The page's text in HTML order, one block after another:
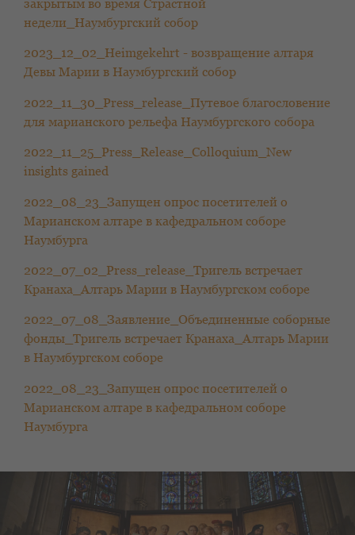
закрытым во время Страстной
недели_Наумбургский собор
2023_12_02_Heimgekehrt - возвращение алтаря
Девы Марии в Наумбургский собор
2022_11_30_Press_release_Путевое благословение
для марианского рельефа Наумбургского собора
2022_11_25_Press_Release_Colloquium_New
insights gained
2022_08_23_Запущен опрос посетителей о
Марианском алтаре в кафедральном соборе
Наумбурга
2022_07_02_Press_release_Тригель встречает
Кранаха_Алтарь Марии в Наумбургском соборе
2022_07_08_Заявление_Объединенные соборные
фонды_Тригель встречает Кранаха_Алтарь Марии
в Наумбургском соборе
2022_08_23_Запущен опрос посетителей о
Марианском алтаре в кафедральном соборе
Наумбурга